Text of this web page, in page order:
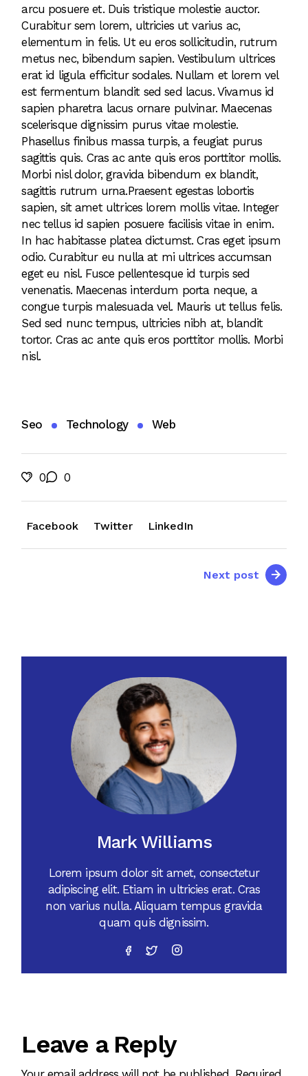
arcu posuere et. Duis tristique molestie auctor.
Curabitur sem lorem, ultricies ut varius ac,
elementum in felis. Ut eu eros sollicitudin, rutrum
metus nec, bibendum sapien. Vestibulum ultrices
erat id ligula efficitur sodales. Nullam et lorem vel
est fermentum blandit sed sed lacus. Vivamus id
sapien pharetra lacus ornare pulvinar. Maecenas
scelerisque dignissim purus vitae molestie.
Phasellus finibus massa turpis, a feugiat purus
sagittis quis. Cras ac ante quis eros porttitor mollis.
Morbi nisl dolor, gravida bibendum ex blandit,
sagittis rutrum urna.Praesent egestas lobortis
sapien, sit amet ultrices lorem mollis vitae. Integer
nec tellus id sapien posuere facilisis vitae in enim.
In hac habitasse platea dictumst. Cras eget ipsum
odio. Curabitur eu nulla at mi ultrices accumsan
eget eu nisl. Fusce pellentesque id turpis sed
venenatis. Maecenas interdum porta neque, a
congue turpis malesuada vel. Mauris ut tellus felis.
Sed sed nunc tempus, ultricies nibh at, blandit
tortor. Cras ac ante quis eros porttitor mollis. Morbi
nisl.
Seo Technology Web
0 0
Facebook Twitter LinkedIn
Next post
Mark Williams
Lorem ipsum dolor sit amet, consectetur
adipiscing elit. Etiam in ultricies erat. Cras
non varius nulla. Aliquam tempus gravida
quam quis dignissim.
Leave a Reply